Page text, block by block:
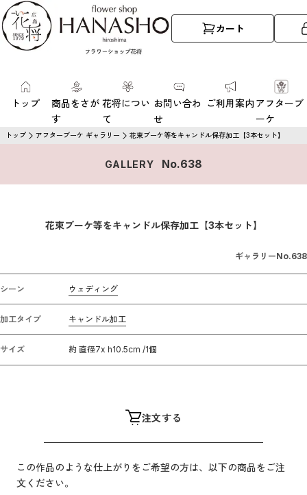
カート
トップ
商品をさが
す
花将につい
て
お問い合わ
せ
ご利用案内 アフターブ
ーケ
トップ アフターブーケ ギャラリー 花束ブーケ等をキャンドル保存加工【3本セット】
GALLERY No.638
花束ブーケ等をキャンドル保存加工【3本セット】
ギャラリーNo.638
シーン ウェディング
加工タイプ キャンドル加工
サイズ 約 直径7x h10.5cm /1個
注文する
この作品のような仕上がりをご希望の方は、以下の商品をご注
文ください。